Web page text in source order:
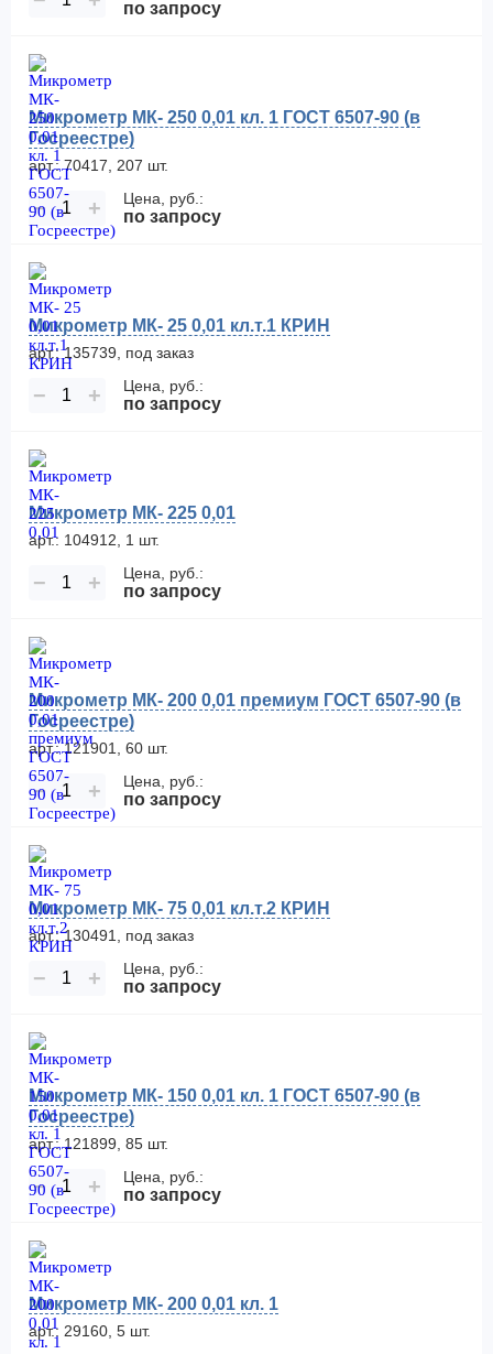
по запросу
Микрометр МК- 250 0,01 кл. 1 ГОСТ 6507-90 (в
Госреестре)
арт.: 70417, 207 шт.
− + Цена, руб.:
по запросу
Микрометр МК- 25 0,01 кл.т.1 КРИН
арт.: 135739, под заказ
− + Цена, руб.:
по запросу
Микрометр МК- 225 0,01
арт.: 104912, 1 шт.
− + Цена, руб.:
по запросу
Микрометр МК- 200 0,01 премиум ГОСТ 6507-90 (в
Госреестре)
арт.: 121901, 60 шт.
− + Цена, руб.:
по запросу
Микрометр МК- 75 0,01 кл.т.2 КРИН
арт.: 130491, под заказ
− + Цена, руб.:
по запросу
Микрометр МК- 150 0,01 кл. 1 ГОСТ 6507-90 (в
Госреестре)
арт.: 121899, 85 шт.
− + Цена, руб.:
по запросу
Микрометр МК- 200 0,01 кл. 1
арт.: 29160, 5 шт.